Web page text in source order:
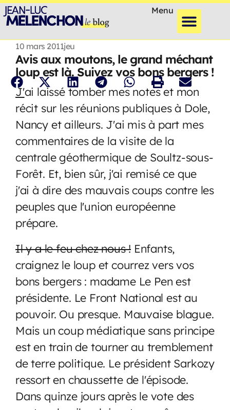
Menu
10 mars 2011jeu
Avis aux moutons, le grand méchant
loup est là. Suivez vos bons bergers !
J'ai laissé tomber mes notes et mon
récit sur les réunions publiques à Dole,
Nancy et ailleurs. J'ai mis à part mes
commentaires de la visite de la
centrale géothermique de Soultz-sous-
Forêt. Et, bien sûr, j'ai remisé ce que
j'ai à dire des mauvais coups contre les
peuples que l'union européenne
prépare.
Il y a le feu chez nous ! Enfants,
craignez le loup et courrez vers vos
bons bergers : madame Le Pen est
présidente. Le Front National est au
pouvoir. Ou presque. Mauvaise blague.
Mais un coup médiatique sans principe
est en train de tourner au tremblement
de terre politique. Le président Sarkozy
ressort en chaussette de l'épisode.
Dans quinze jours après le vote des